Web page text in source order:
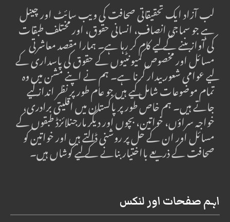
لب آزاد ایک تحقیقاتی صحافت کی ویب سائٹ اور چینل
ہے جو سماجی انصاف، انسانی حقوق، اور مختلف طبقات
کی آواز بننے کے لیے کام کر رہا ہے۔ ہمارا مقصد معاشرتی
مسائل اور مخصوص کمیونٹیوں کے حقوق کی پاسداری کے
لیے عوامی شعور بیدار کرنا ہے۔ ہم نے اپنے مشن میں وہ
تمام موضوعات شامل کیے ہیں جو عام طور پر نظر انداز کیے
جاتے ہیں۔ ہم خاص طور پر پاکستان میں اقلیتی برادری،
خواجہ سراؤں، خواتین، بچوں اور دیگر مارجنلائزڈ طبقوں کے
مسائل اور ان کے حل پر روشنی ڈالتے ہیں اور خواتین کو
صحافت کے ذریعے بااختیار بنانے کے لیے کوشاں ہیں۔
اہم صفحات اور لنکس